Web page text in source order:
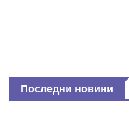
Последни новини